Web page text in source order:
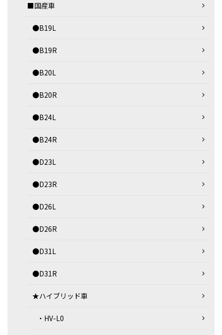
■国産車
●B19L
●B19R
●B20L
●B20R
●B24L
●B24R
●D23L
●D23R
●D26L
●D26R
●D31L
●D31R
★ハイブリッド車
・HV-L0